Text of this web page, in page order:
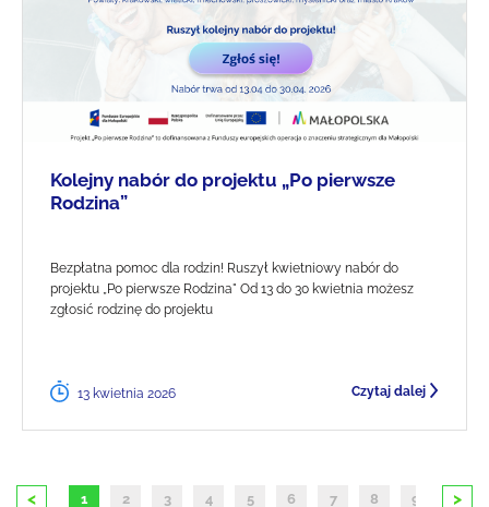
Kolejny nabór do projektu „Po pierwsze
Rodzina”
Bezpłatna pomoc dla rodzin! Ruszył kwietniowy nabór do
projektu „Po pierwsze Rodzina" Od 13 do 30 kwietnia możesz
zgłosić rodzinę do projektu
13 kwietnia 2026 Czytaj dalej
< 1 2 3 4 5 6 7 8 9 10
>